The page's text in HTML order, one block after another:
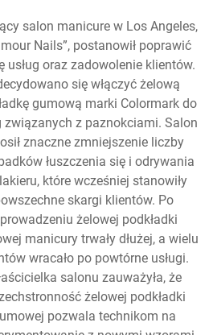
salon manicure w Los Angeles,
Nails”, postanowił poprawić
usług oraz zadowolenie klientów.
się włączyć żelową
gumową marki Colormark do
związanych z paznokciami. Salon
znaczne zmniejszenie liczby
łuszczenia się i odrywania
które wcześniej stanowiły
skargi klientów. Po
żelowej podkładki
manicury trwały dłużej, a wielu
wracało po powtórne usługi.
salonu zauważyła, że
żelowej podkładki
pozwala technikom na